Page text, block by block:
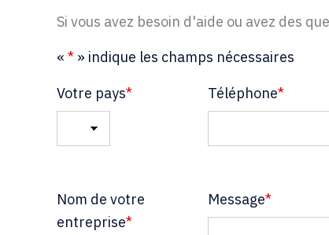
Si vous avez besoin d'aide ou avez des
« * » indique les champs nécessaires
Votre pays*
Nom de votre
entreprise*
Téléphone*
Message*